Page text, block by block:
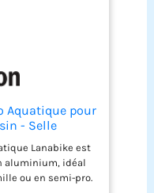
Aquatique pour
- Selle
- Pédales
Click & Turn -
LANA-BL)
Lanabike est
aluminium, idéal
ou en semi-pro.